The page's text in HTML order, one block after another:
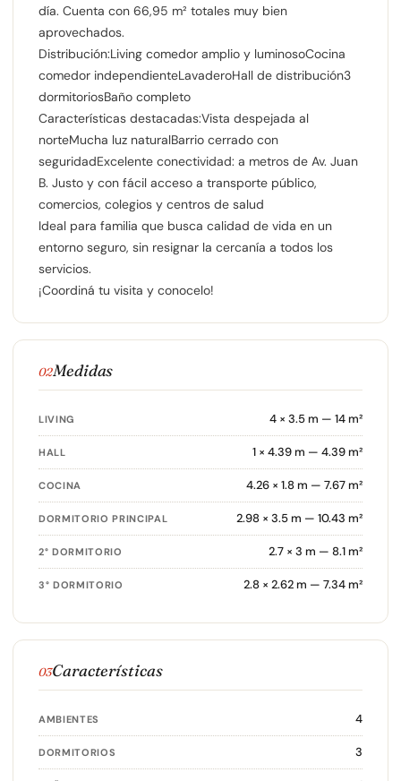
día. Cuenta con 66,95 m² totales muy bien
aprovechados.
Distribución:Living comedor amplio y luminosoCocina
comedor independienteLavaderoHall de distribución3
dormitoriosBaño completo
Características destacadas:Vista despejada al
norteMucha luz naturalBarrio cerrado con
seguridadExcelente conectividad: a metros de Av. Juan
B. Justo y con fácil acceso a transporte público,
comercios, colegios y centros de salud
Ideal para familia que busca calidad de vida en un
entorno seguro, sin resignar la cercanía a todos los
servicios.
¡Coordiná tu visita y conocelo!
02Medidas
LIVING 4 × 3.5 m — 14 m²
HALL 1 × 4.39 m — 4.39 m²
COCINA 4.26 × 1.8 m — 7.67 m²
DORMITORIO PRINCIPAL 2.98 × 3.5 m — 10.43 m²
2° DORMITORIO 2.7 × 3 m — 8.1 m²
3° DORMITORIO 2.8 × 2.62 m — 7.34 m²
03Características
AMBIENTES 4
DORMITORIOS 3